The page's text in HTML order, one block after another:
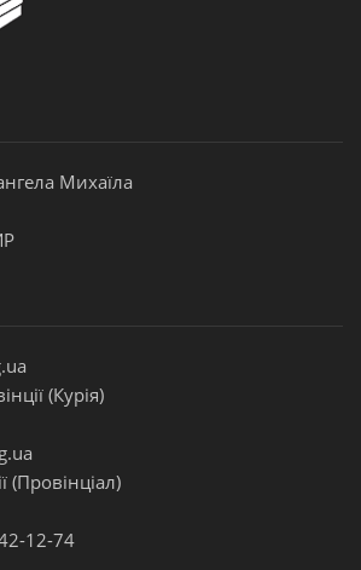
Михаїла
(Курія)
(Провінціал)
12-74